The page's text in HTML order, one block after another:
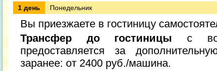
1 день Понедельник
Вы приезжаете в гостиницу
Трансфер до гостиницы с
предоставляется за
заранее: от 2400 руб./машина.